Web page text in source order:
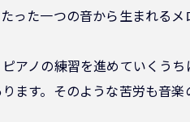
った一つの音から生まれる
アノの練習を進めていくう
ます。そのような苦労も音